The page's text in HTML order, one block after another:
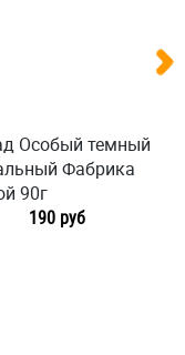
Особый темный
Фабрика
90г
190 руб